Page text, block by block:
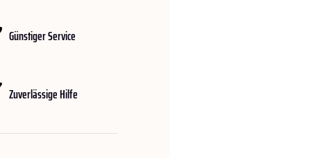
Günstiger Service
Zuverlässige Hilfe